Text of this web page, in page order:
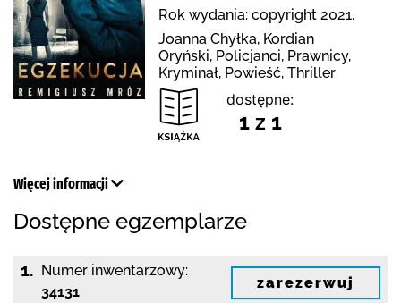
Rok wydania: copyright 2021.
Joanna Chyłka, Kordian
Oryński, Policjanci, Prawnicy,
Kryminał, Powieść, Thriller
dostępne:
1 z 1
Więcej informacji
Dostępne egzemplarze
1. Numer inwentarzowy:
34131
zarezerwuj